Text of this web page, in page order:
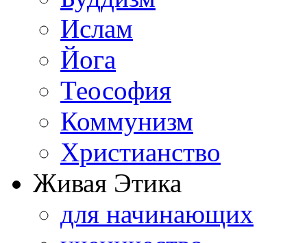
Ислам
Йога
Теософия
Коммунизм
Христианство
Живая Этика
для начинающих